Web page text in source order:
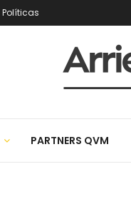
Políticas
PARTNERS QVM